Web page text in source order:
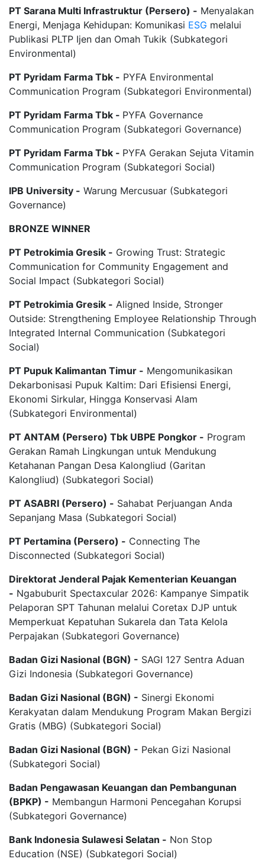
PT Sarana Multi Infrastruktur (Persero) - Menyalakan
Energi, Menjaga Kehidupan: Komunikasi ESG melalui
Publikasi PLTP Ijen dan Omah Tukik (Subkategori
Environmental)
PT Pyridam Farma Tbk - PYFA Environmental
Communication Program (Subkategori Environmental)
PT Pyridam Farma Tbk - PYFA Governance
Communication Program (Subkategori Governance)
PT Pyridam Farma Tbk - PYFA Gerakan Sejuta Vitamin
Communication Program (Subkategori Social)
IPB University - Warung Mercusuar (Subkategori
Governance)
BRONZE WINNER
PT Petrokimia Gresik - Growing Trust: Strategic
Communication for Community Engagement and
Social Impact (Subkategori Social)
PT Petrokimia Gresik - Aligned Inside, Stronger
Outside: Strengthening Employee Relationship Through
Integrated Internal Communication (Subkategori
Social)
PT Pupuk Kalimantan Timur - Mengomunikasikan
Dekarbonisasi Pupuk Kaltim: Dari Efisiensi Energi,
Ekonomi Sirkular, Hingga Konservasi Alam
(Subkategori Environmental)
PT ANTAM (Persero) Tbk UBPE Pongkor - Program
Gerakan Ramah Lingkungan untuk Mendukung
Ketahanan Pangan Desa Kalongliud (Garitan
Kalongliud) (Subkategori Social)
PT ASABRI (Persero) - Sahabat Perjuangan Anda
Sepanjang Masa (Subkategori Social)
PT Pertamina (Persero) - Connecting The
Disconnected (Subkategori Social)
Direktorat Jenderal Pajak Kementerian Keuangan
- Ngabuburit Spectaxcular 2026: Kampanye Simpatik
Pelaporan SPT Tahunan melalui Coretax DJP untuk
Memperkuat Kepatuhan Sukarela dan Tata Kelola
Perpajakan (Subkategori Governance)
Badan Gizi Nasional (BGN) - SAGI 127 Sentra Aduan
Gizi Indonesia (Subkategori Governance)
Badan Gizi Nasional (BGN) - Sinergi Ekonomi
Kerakyatan dalam Mendukung Program Makan Bergizi
Gratis (MBG) (Subkategori Social)
Badan Gizi Nasional (BGN) - Pekan Gizi Nasional
(Subkategori Social)
Badan Pengawasan Keuangan dan Pembangunan
(BPKP) - Membangun Harmoni Pencegahan Korupsi
(Subkategori Governance)
Bank Indonesia Sulawesi Selatan - Non Stop
Education (NSE) (Subkategori Social)